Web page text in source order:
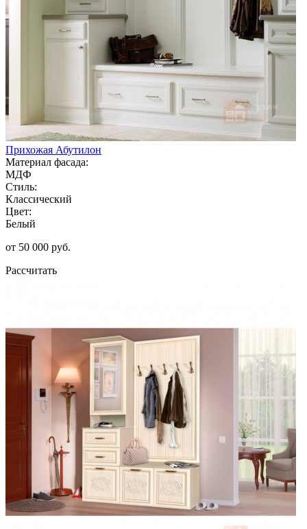
Прихожая Абутилон
Материал фасада:
МДФ
Стиль:
Классический
Цвет:
Белый
от 50 000 руб.
Рассчитать